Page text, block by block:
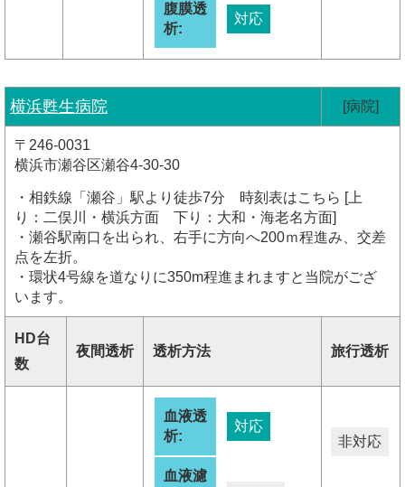
腹膜透
析:
対応
横浜甦生病院 [病院]
〒246-0031
横浜市瀬谷区瀬谷4-30-30
・相鉄線「瀬谷」駅より徒歩7分 時刻表はこちら [上
り：二俣川・横浜方面 下り：大和・海老名方面]
・瀬谷駅南口を出られ、右手に方向へ200ｍ程進み、交差
点を左折。
・環状4号線を道なりに350m程進まれますと当院がござ
います。
HD台
数
夜間透析 透析方法 旅行透析
血液透
析:
対応
血液濾
非対応